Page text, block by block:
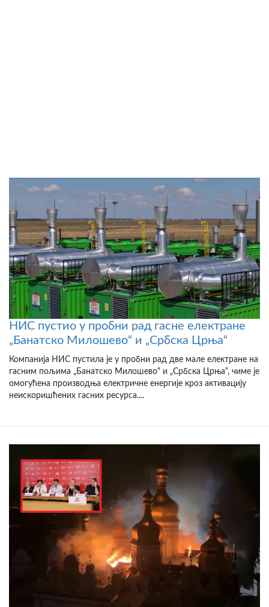
НИС пустио у пробни рад гасне електране
„Банатско Милошево“ и „Србска Црња“
Компанија НИС пустила је у пробни рад две мале електране на
гасним пољима „Банатско Милошево“ и „Србска Црња“, чиме је
омогућена производња електричне енергије кроз активацију
неискоришћених гасних ресурса....